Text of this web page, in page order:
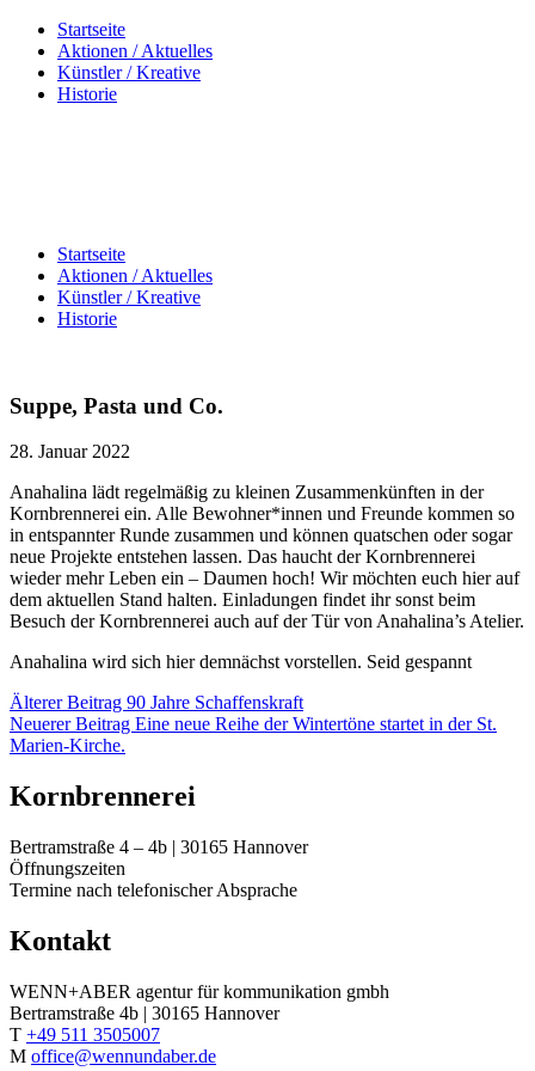
Startseite
Aktionen / Aktuelles
Künstler / Kreative
Historie
Startseite
Aktionen / Aktuelles
Künstler / Kreative
Historie
Suppe, Pasta und Co.
28. Januar 2022
Anahalina lädt regelmäßig zu kleinen Zusammenkünften in der
Kornbrennerei ein. Alle Bewohner*innen und Freunde kommen so
in entspannter Runde zusammen und können quatschen oder sogar
neue Projekte entstehen lassen. Das haucht der Kornbrennerei
wieder mehr Leben ein – Daumen hoch! Wir möchten euch hier auf
dem aktuellen Stand halten. Einladungen findet ihr sonst beim
Besuch der Kornbrennerei auch auf der Tür von Anahalina’s Atelier.
Anahalina wird sich hier demnächst vorstellen. Seid gespannt
Älterer Beitrag 90 Jahre Schaffenskraft
Neuerer Beitrag Eine neue Reihe der Wintertöne startet in der St.
Marien-Kirche.
Kornbrennerei
Bertramstraße 4 – 4b | 30165 Hannover
Öffnungszeiten
Termine nach telefonischer Absprache
Kontakt
WENN+ABER agentur für kommunikation gmbh
Bertramstraße 4b | 30165 Hannover
T +49 511 3505007
M office@wennundaber.de